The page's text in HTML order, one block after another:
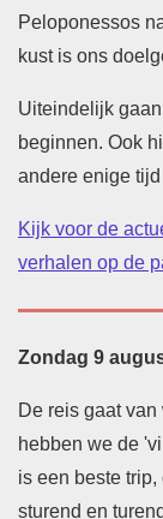
Peloponessos
kust is ons
Uiteindelijk
beginnen. Ook
andere enige
Kijk voor de
verhalen op de
Zondag 9
De reis gaat
hebben we de
is een beste trip,
sturend en